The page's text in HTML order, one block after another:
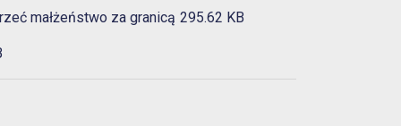
małżeństwo za granicą 295.62 KB